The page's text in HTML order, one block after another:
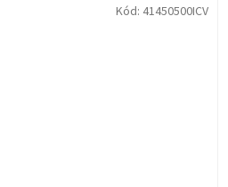
Kód: 41450500ICV